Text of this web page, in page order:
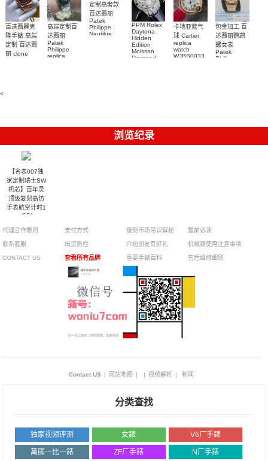
百達翡麗克
隆手錶 高端
定制 百达翡
丽 clone
高端定制百
达翡丽
Patek
Philippe
replica
定制高奢款
百达翡丽
Patek
Philippe
Nautilus
PPM Rolex
Daytona
Hidden
Edition
Moissan
Diamond
卡地亚蓝气
球 Cartier
replica
watch
WJBB0033
包金加工 百
达翡丽鹦鹉
螺女表
Patek
Philippe
<
浏览纪录
【名表007独
家定制瑞士SW
机芯】百年灵
顶级复刻高仿
手表航空计时1
系列
腕表
代理合作原则
联系客服
CONTACT US
支付方式
出货质检
查看所有品牌
復刻市场常识解秘
介绍朋友有好礼
重要手錶百科
售前必读
机械錶使用注意事项
售后维修细则
Contact US | 网站地图 | | 视频解析 | 新闻
分类查找
独家视频评测 女錶 V6厂手錶
萬國一比一錶 ZF厂手錶 N厂手錶